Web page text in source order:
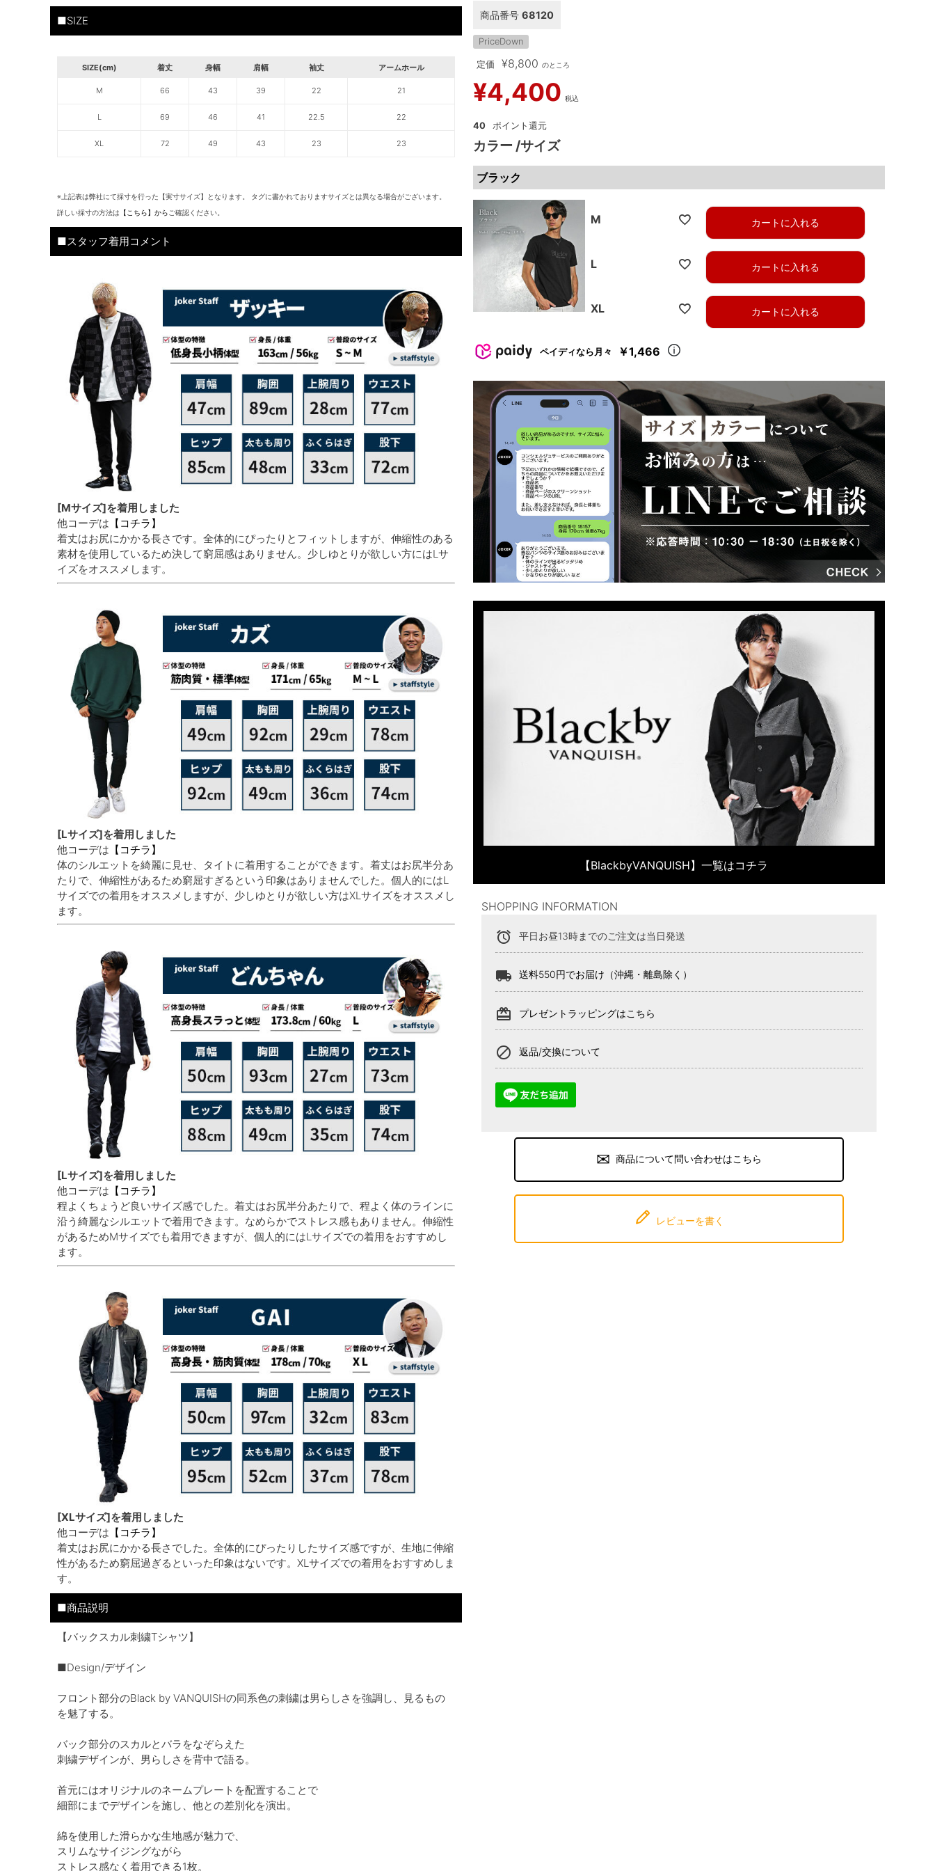
■SIZE
SIZE(cm) 着丈 身幅 肩幅 袖丈 アームホール
M 66 43 39 22 21
L 69 46 41 22.5 22
XL 72 49 43 23 23
※上記表は弊社にて採寸を行った【実寸サイズ】となります。 タグに書かれておりますサイズとは異なる場合がございます。
詳しい採寸の方法は 【こちら】から ご確認ください。
■スタッフ着用コメント
[Mサイズ]を着用しました
他コーデは 【コチラ】
着丈はお尻にかかる長さです。全体的にぴったりとフィットしますが、伸縮性のある
素材を使用しているため決して窮屈感はありません。少しゆとりが欲しい方にはLサ
イズをオススメします。
[Lサイズ]を着用しました
他コーデは 【コチラ】
体のシルエットを綺麗に見せ、タイトに着用することができます。着丈はお尻半分あ
たりで、伸縮性があるため窮屈すぎるという印象はありませんでした。個人的にはL
サイズでの着用をオススメしますが、少しゆとりが欲しい方はXLサイズをオススメし
ます。
[Lサイズ]を着用しました
他コーデは 【コチラ】
程よくちょうど良いサイズ感でした。着丈はお尻半分あたりで、程よく体のラインに
沿う綺麗なシルエットで着用できます。なめらかでストレス感もありません。伸縮性
があるためMサイズでも着用できますが、個人的にはLサイズでの着用をおすすめし
ます。
[XLサイズ]を着用しました
他コーデは 【コチラ】
着丈はお尻にかかる長さでした。全体的にぴったりしたサイズ感ですが、生地に伸縮
性があるため窮屈過ぎるといった印象はないです。XLサイズでの着用をおすすめしま
す。
■商品説明
【バックスカル刺繍Tシャツ】
■Design/デザイン
フロント部分のBlack by VANQUISHの同系色の刺繍は男らしさを強調し、見るもの
を魅了する。
バック部分のスカルとバラをなぞらえた
刺繍デザインが、男らしさを背中で語る。
首元にはオリジナルのネームプレートを配置することで
細部にまでデザインを施し、他との差別化を演出。
綿を使用した滑らかな生地感が魅力で、
スリムなサイジングながら
ストレス感なく着用できる1枚。
商品番号 68120
PriceDown
定価 ¥8,800 のところ
¥4,400 税込
40
カラー サイズ
ブラック
M カートに入れる
L カートに入れる
XL カートに入れる
ペイディなら月々 ￥1,466
【BlackbyVANQUISH】一覧はコチラ
SHOPPING INFORMATION
alarm 平日お昼13時までのご注文は当日発送
local_shipping 送料550円でお届け（沖縄・離島除く）
card_giftcard プレゼントラッピングはこちら
block 返品/交換について
商品について問い合わせはこちら
レビューを書く